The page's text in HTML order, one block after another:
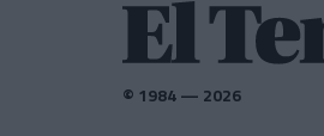
© 1984 — 2026